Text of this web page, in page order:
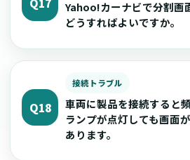
Yahoo!カーナビで分割画
どうすればよいですか。
Q18
接続トラブル
車両に製品を接続すると
ランプが点灯しても画面
あります。